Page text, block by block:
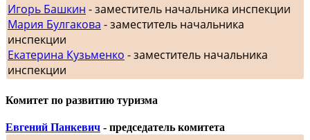
Игорь Башкин - заместитель начальника инспекции
Мария Булгакова - заместитель начальника
инспекции
Екатерина Кузьменко - заместитель начальника
инспекции
Комитет по развитию туризма
Евгений Панкевич - председатель комитета